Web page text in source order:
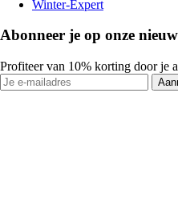
Winter-Expert
Abonneer je op onze
Profiteer van 10% korting door je